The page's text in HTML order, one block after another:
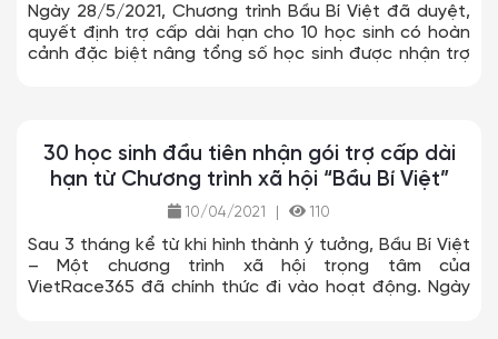
Ngày 28/5/2021, Chương trình Bầu Bí Việt đã duyệt,
quyết định trợ cấp dài hạn cho 10 học sinh có hoàn
cảnh đặc biệt nâng tổng số học sinh được nhận trợ
30 học sinh đầu tiên nhận gói trợ cấp dài
hạn từ Chương trình xã hội “Bầu Bí Việt”
10/04/2021 110
Sau 3 tháng kể từ khi hình thành ý tưởng, Bầu Bí Việt
– Một chương trình xã hội trọng tâm của
VietRace365 đã chính thức đi vào hoạt động. Ngày